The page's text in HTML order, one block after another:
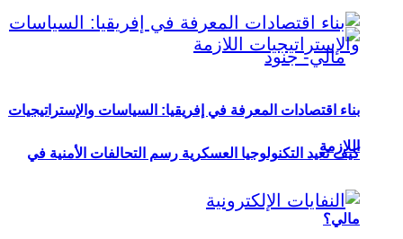
كيف تعيد التكنولوجيا العسكرية رسم التحالفات الأمنية في
مالي؟
بناء اقتصادات المعرفة في إفريقيا: السياسات والإستراتيجيات
اللازمة